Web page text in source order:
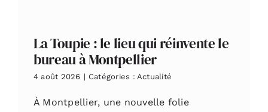
La Toupie : le lieu qui réinvente le
bureau à Montpellier
4 août 2026 | Catégories : Actualité
À Montpellier, une nouvelle folie